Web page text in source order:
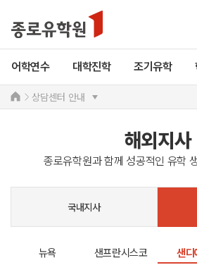
어학연수 대학진학 조기유학
상담센터 안내
해외지사
종로유학원과 함께 성공적인 유학
국내지사
뉴욕 샌프란시스코 샌디